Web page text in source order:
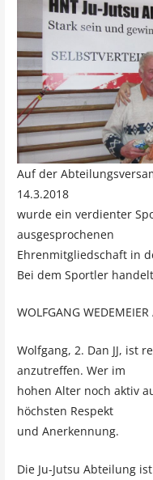
Auf der
14.3.2018
wurde ein verdienter
ausgesprochenen
Ehrenmitgliedschaft in
Bei dem Sportler
WOLFGANG
Wolfgang, 2. Dan JJ, ist
anzutreffen. Wer im
hohen Alter noch aktiv
höchsten Respekt
und Anerkennung.
Die Ju-Jutsu Abteilung